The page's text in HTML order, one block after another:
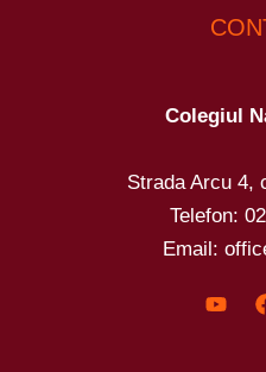
Colegiul
Strada Arcu 4,
Telefon:
Email: